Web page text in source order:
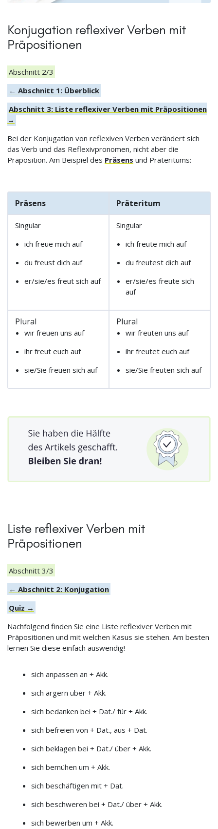
Konjugation reflexiver Verben mit
Präpositionen
Abschnitt 2/3
← Abschnitt 1: Überblick
Abschnitt 3: Liste reflexiver Verben mit Präpositionen
→
Bei der Konjugation von reflexiven Verben verändert sich
das Verb und das Reflexivpronomen, nicht aber die
Präposition. Am Beispiel des Präsens und Präteritums:
Präsens Präteritum
Singular
ich freue mich auf
du freust dich auf
er/sie/es freut sich auf
Singular
ich freute mich auf
du freutest dich auf
er/sie/es freute sich
auf
Plural
wir freuen uns auf
ihr freut euch auf
sie/Sie freuen sich auf
Plural
wir freuten uns auf
ihr freutet euch auf
sie/Sie freuten sich auf
Liste reflexiver Verben mit
Präpositionen
Abschnitt 3/3
← Abschnitt 2: Konjugation
Quiz →
Nachfolgend finden Sie eine Liste reflexiver Verben mit
Präpositionen und mit welchen Kasus sie stehen. Am besten
lernen Sie diese einfach auswendig!
sich anpassen an + Akk.
sich ärgern über + Akk.
sich bedanken bei + Dat./ für + Akk.
sich befreien von + Dat., aus + Dat.
sich beklagen bei + Dat./ über + Akk.
sich bemühen um + Akk.
sich beschäftigen mit + Dat.
sich beschweren bei + Dat./ über + Akk.
sich bewerben um + Akk.